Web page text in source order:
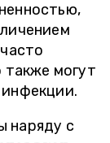
также могут
наряду с